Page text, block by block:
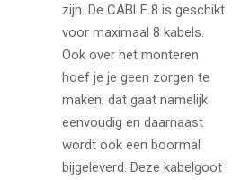
zijn. De CABLE 8 is geschikt
voor maximaal 8 kabels.
Ook over het monteren
hoef je je geen zorgen te
maken; dat gaat namelijk
eenvoudig en daarnaast
wordt ook een boormal
bijgeleverd. Deze kabelgoot